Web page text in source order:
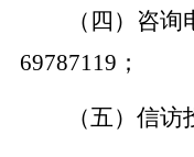
（四）咨询
69787119 ；
（五）信访